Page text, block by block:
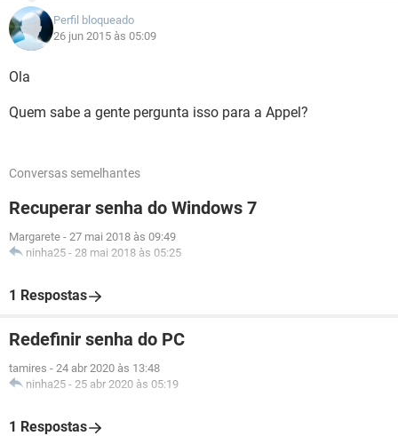
Perfil bloqueado
26 jun 2015 às 05:09
Ola
Quem sabe a gente pergunta isso para a Appel?
Conversas semelhantes
Recuperar senha do Windows 7
Margarete - 27 mai 2018 às 09:49
ninha25 - 28 mai 2018 às 05:25
1 Respostas
Redefinir senha do PC
tamires - 24 abr 2020 às 13:48
ninha25 - 25 abr 2020 às 05:19
1 Respostas